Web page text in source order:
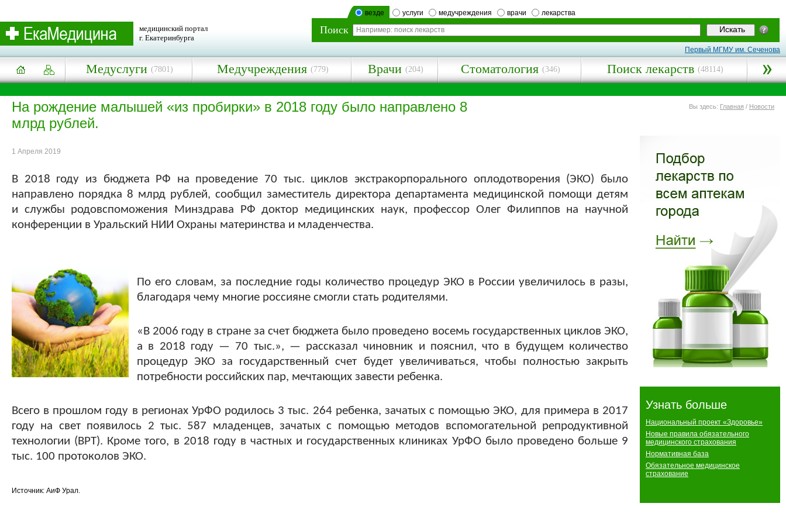
везде услуги медучреждения врачи лекарства
Поиск
медицинский портал
г. Екатеринбурга
Первый МГМУ им. Сеченова
Медуслуги (7801) Медучреждения (779) Врачи (204) Стоматология (346) Поиск лекарств (48114)
На рождение малышей «из пробирки» в 2018 году было направлено 8
млрд рублей.
Вы здесь: Главная / Новости
Узнать больше
Национальный проект «Здоровье»
Новые правила обязательного
медицинского страхования
Нормативная база
Обязательное медицинское
страхование
1 Апреля 2019
В 2018 году из бюджета РФ на проведение 70 тыс. циклов экстракорпорального оплодотворения (ЭКО) было
направлено порядка 8 млрд рублей, сообщил заместитель директора департамента медицинской помощи детям
и службы родовспоможения Минздрава РФ доктор медицинских наук, профессор Олег Филиппов на научной
конференции в Уральский НИИ Охраны материнства и младенчества.
По его словам, за последние годы количество процедур ЭКО в России увеличилось в разы,
благодаря чему многие россияне смогли стать родителями.
«В 2006 году в стране за счет бюджета было проведено восемь государственных циклов ЭКО,
а в 2018 году — 70 тыс.», — рассказал чиновник и пояснил, что в будущем количество
процедур ЭКО за государственный счет будет увеличиваться, чтобы полностью закрыть
потребности российских пар, мечтающих завести ребенка.
Всего в прошлом году в регионах УрФО родилось 3 тыс. 264 ребенка, зачатых с помощью ЭКО, для примера в 2017
году на свет появилось 2 тыс. 587 младенцев, зачатых с помощью методов вспомогательной репродуктивной
технологии (ВРТ). Кроме того, в 2018 году в частных и государственных клиниках УрФО было проведено больше 9
тыс. 100 протоколов ЭКО.
Источник: АиФ Урал.